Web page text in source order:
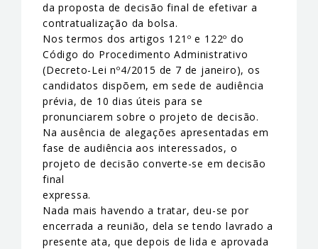
da proposta de decisão final de efetivar a
contratualização da bolsa.
Nos termos dos artigos 121º e 122º do
Código do Procedimento Administrativo
(Decreto-Lei nº4/2015 de 7 de janeiro), os
candidatos dispõem, em sede de audiência
prévia, de 10 dias úteis para se
pronunciarem sobre o projeto de decisão.
Na ausência de alegações apresentadas em
fase de audiência aos interessados, o
projeto de decisão converte-se em decisão
final
expressa.
Nada mais havendo a tratar, deu-se por
encerrada a reunião, dela se tendo lavrado a
presente ata, que depois de lida e aprovada